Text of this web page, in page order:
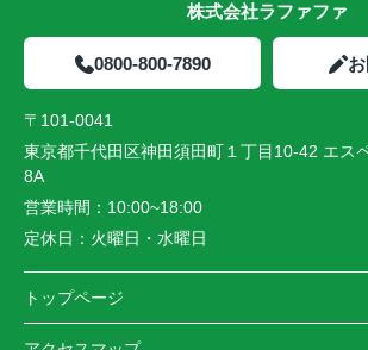
株式会社ラファファ
0800-800-7890
〒101-0041
東京都千代田区神田須田町１丁目10-42 エス
8A
営業時間： 10:00~18:00
定休日： 火曜日・水曜日
トップページ